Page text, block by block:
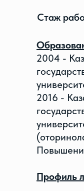
Стаж
2004 -
2016 -
Профиль